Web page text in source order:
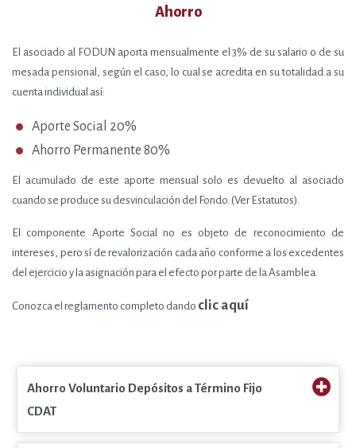
Ahorro
El asociado al FODUN aporta mensualmente el 3% de su salario o de su
mesada pensional, según el caso, lo cual se acredita en su totalidad a su
cuenta individual así:
Aporte Social 20%
Ahorro Permanente 80%
El acumulado de este aporte mensual solo es devuelto al asociado
cuando se produce su desvinculación del Fondo. (Ver Estatutos).
El componente Aporte Social no es objeto de reconocimiento de
intereses, pero sí de revalorización cada año conforme a los excedentes
del ejercicio y la asignación para el efecto por parte de la Asamblea.
Conozca el reglamento completo dando clic aquí
Ahorro Voluntario Depósitos a Término Fijo
CDAT